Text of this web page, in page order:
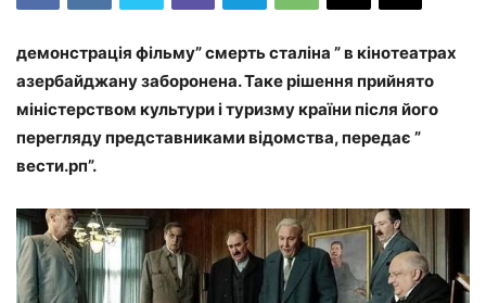
демонстрація фільму” смерть сталіна ” в кінотеатрах
азербайджану заборонена. Таке рішення прийнято
міністерством культури і туризму країни після його
перегляду представниками відомства, передає ”
вести.рп”.